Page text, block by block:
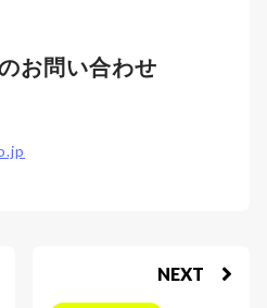
お問い合わせ
NEXT